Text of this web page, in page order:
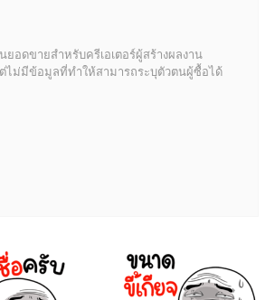
ยอดขายสำหรับครีเอเตอร์ผู้สร้างผลงาน
ไม่มีข้อมูลที่ทำให้สามารถระบุตัวตนผู้ซื้อได้